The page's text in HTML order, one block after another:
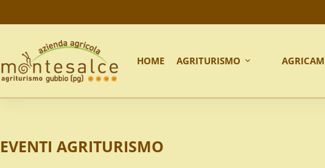
HOME AGRITURISMO
EVENTI AGRITURISMO